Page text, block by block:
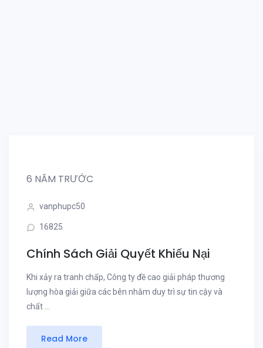
6 NĂM TRƯỚC
vanphupc50
16825
Chính Sách Giải Quyết Khiếu Nại
Khi xảy ra tranh chấp, Công ty đề cao giải pháp thương
lượng hòa giải giữa các bên nhằm duy trì sự tin cậy và
chất ...
Read More